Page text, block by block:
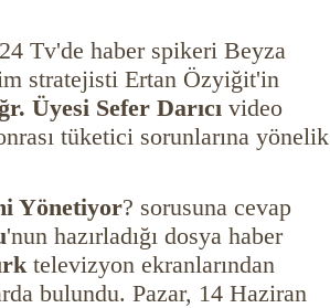
Tv'de haber spikeri Beyza
stratejisti Ertan Özyiğit'in
Üyesi Sefer Darıcıvideo
tüketici sorunlarına yönelik
Yönetiyor? sorusuna cevap
'nun hazırladığı dosya haber
televizyon ekranlarından
bulundu. Pazar, 14 Haziran